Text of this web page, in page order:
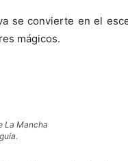
se convierte en el
mágicos.
La Mancha